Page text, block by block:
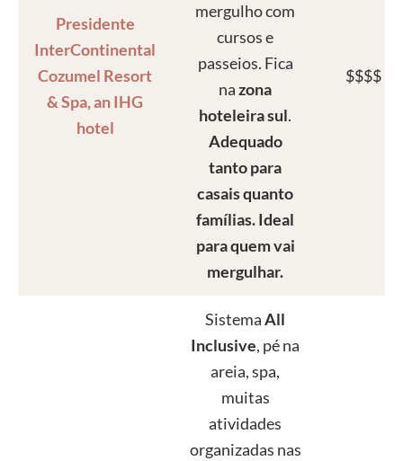
Presidente
InterContinental
Cozumel Resort
& Spa, an IHG
hotel
mergulho com
cursos e
passeios. Fica
nazona
hoteleira sul.
Adequado
tanto para
casais quanto
famílias. Ideal
para quem vai
mergulhar.
$$$$
SistemaAll
Inclusive, pé na
areia, spa,
muitas
atividades
organizadas nas